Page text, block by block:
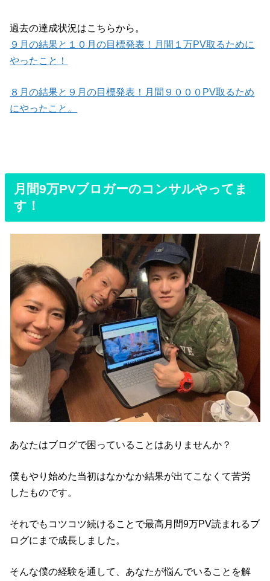
過去の達成状況はこちらから。
９月の結果と１０月の目標発表！月間１万PV取るために
やったこと！
８月の結果と９月の目標発表！月間９０００PV取るため
にやったこと。
月間9万PVブロガーのコンサルやってま
す！
あなたはブログで困っていることはありませんか？
僕もやり始めた当初はなかなか結果が出てこなくて苦労
したものです。
それでもコツコツ続けることで最高月間9万PV読まれるブ
ログにまで成長しました。
そんな僕の経験を通して、あなたが悩んでいることを解